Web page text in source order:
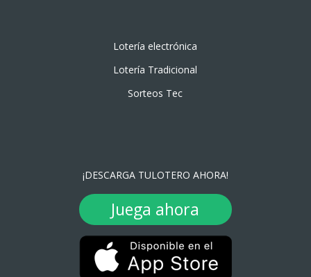
Lotería electrónica
Lotería Tradicional
Sorteos Tec
¡DESCARGA TULOTERO AHORA!
Juega ahora